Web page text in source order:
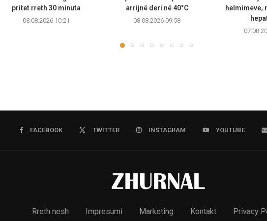
pritet rreth 30 minuta
08.08.2026 10:21
arrijnë deri në 40°C
08.08.2026 09:58
helmimeve,
FACEBOOK TWITTER INSTAGRAM YOUTUBE
Rreth nesh Impresumi Marketing Kontakt Privacy